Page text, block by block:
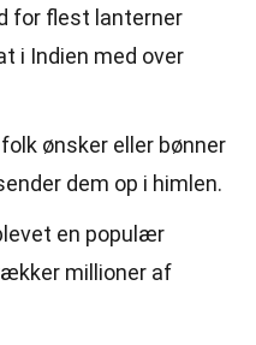
for flest lanterner
i Indien med over
ønsker eller bønner
dem op i himlen.
en populær
millioner af